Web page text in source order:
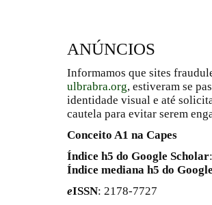
ANÚNCIOS
Informamos que sites
ulbrabra.org, estiveram se
identidade visual e até
cautela para evitar serem
Conceito A1 na Capes
Índice h5 do Google Scholar
Índice mediana h5 do
eISSN: 2178-7727